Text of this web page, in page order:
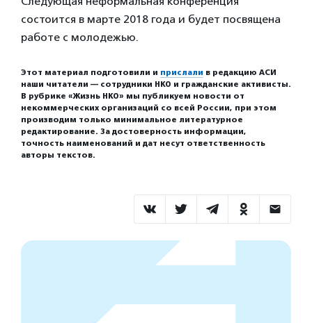
состоится в марте 2018 года и будет посвящена
работе с молодежью.
Этот материал подготовили и прислали в редакцию АСИ
наши читатели — сотрудники НКО и гражданские активисты.
В рубрике «Жизнь НКО» мы публикуем новости от
некоммерческих организаций со всей России, при этом
производим только минимальное литературное
редактирование. За достоверность информации,
точность наименований и дат несут ответственность
авторы текстов.